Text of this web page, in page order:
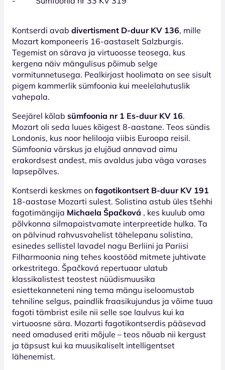
Kontserdi avab divertisment D-duur KV 136, mille
Mozart komponeeris 16-aastaselt Salzburgis.
Tegemist on särava ja virtuoosse teosega, kus
kergena näiv mängulisus põimub selge
vormitunnetusega. Pealkirjast hoolimata on see sisult
pigem kammerlik sümfoonia kui meelelahutuslik
vahepala.
Seejärel kõlab sümfoonia nr 1 Es-duur KV 16.
Mozart oli seda luues kõigest 8-aastane. Teos sündis
Londonis, kus noor helilooja viibis Euroopa reisil.
Sümfoonia värskus ja elujõud annavad aimu
erakordsest andest, mis avaldus juba väga varases
lapsepõlves.
Kontserdi keskmes on fagotikontsert B-duur KV 191
18-aastase Mozarti sulest. Solistina astub üles tšehhi
fagotimängija Michaela Špačková , kes kuulub oma
põlvkonna silmapaistvamate interpreetide hulka. Ta
on pälvinud rahvusvahelist tähelepanu solistina,
esinedes sellistel lavadel nagu Berliini ja Pariisi
Filharmoonia ning tehes koostööd mitmete juhtivate
orkestritega. Špačková repertuaar ulatub
klassikalistest teostest nüüdismuusika
esiettekanneteni ning tema mängu iseloomustab
tehniline selgus, paindlik fraasikujundus ja võime tuua
fagoti tämbrist esile nii selle soe laulvus kui ka
virtuoosne sära. Mozarti fagotikontserdis pääsevad
need omadused eriti mõjule – teos nõuab nii kergust
ja täpsust kui ka muusikaliselt intelligentset
lähenemist.